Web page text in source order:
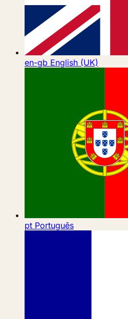
en-gb English (UK)
pt Português